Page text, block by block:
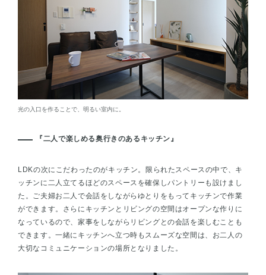
光の入口を作ることで、明るい室内に。
『二人で楽しめる奥行きのあるキッチン』
LDKの次にこだわったのがキッチン。限られたスペースの中で、キ
ッチンに二人立てるほどのスペースを確保しパントリーも設けまし
た。ご夫婦お二人で会話をしながらゆとりをもってキッチンで作業
ができます。さらにキッチンとリビングの空間はオープンな作りに
なっているので、家事をしながらリビングとの会話を楽しむことも
できます。一緒にキッチンへ立つ時もスムーズな空間は、お二人の
大切なコミュニケーションの場所となりました。